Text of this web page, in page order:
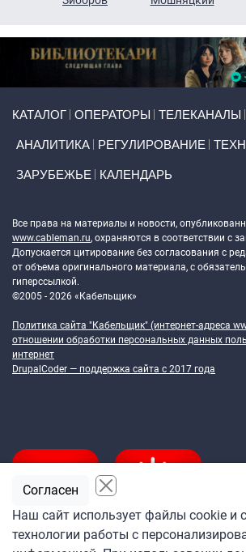
КАТАЛОГ ОПЕРАТОРЫ ТЕЛЕКАНАЛЫ
АНАЛИТИКА РЕГУЛИРОВАНИЕ
ЗАРУБЕЖЬЕ КАЛЕНДАРЬ
Все права на материалы и новости,
www.cableman.ru, охраняются в соответствии с
Допускается цитирование без согласования с
от объема оригинального материала, с
гиперссылкой.
©2005 - 2026 «Кабельщик»
Политика сайта "Кабельщик" (интернет-адреса
отношении обработки персональных данных
интернет
DrupalCoder — поддержка сайта c 2017 года
Наш сайт использует файлы cookie и
технологии работы с
Согласен